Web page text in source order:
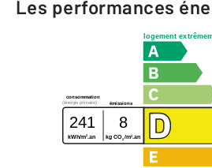
Les performances
logement
consommation
émissions
(énergie primaire)
241 8
kWh/m2.an kg CO2 /m2 .an